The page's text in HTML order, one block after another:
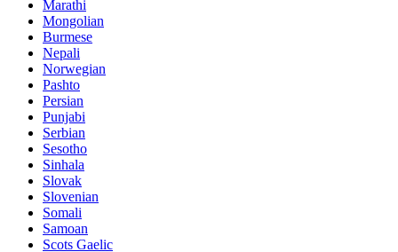
Marathi
Mongolian
Burmese
Nepali
Norwegian
Pashto
Persian
Punjabi
Serbian
Sesotho
Sinhala
Slovak
Slovenian
Somali
Samoan
Scots Gaelic